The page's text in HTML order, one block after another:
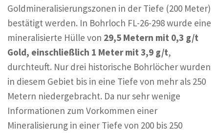
Goldmineralisierungszonen in der Tiefe (200 Meter)
bestätigt werden. In Bohrloch FL-26-298 wurde eine
mineralisierte Hülle von 29,5 Metern mit 0,3 g/t
Gold, einschließlich 1 Meter mit 3,9 g/t,
durchteuft. Nur drei historische Bohrlöcher wurden
in diesem Gebiet bis in eine Tiefe von mehr als 250
Metern niedergebracht. Da nur sehr wenige
Informationen zum Vorkommen einer
Mineralisierung in einer Tiefe von 200 bis 250